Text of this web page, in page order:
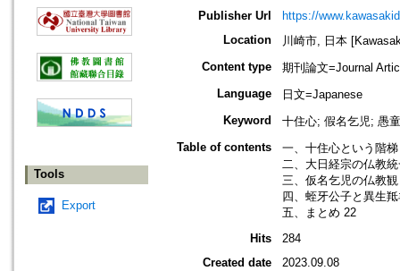
Tools
Export
Publisher Url
https://
Location
川崎市, 日本
Content type
期刊論文=Journal
Language
日文=Japanese
Keyword
十住心; 假名乞児; 愚
Table of contents
一、十住心という階
二、大日経宗の仏教
三、仮名乞児の仏教
四、蛭牙公子と異生
五、まとめ 22
Hits
284
Created date
2023.09.08